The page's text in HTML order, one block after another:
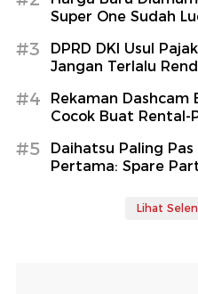
Super One Sudah
#3
DPRD DKI Usul
Jangan Terlalu
#4
Rekaman Dashcam
Cocok Buat Rental-
#5
Daihatsu Paling
Pertama: Spare
Lihat